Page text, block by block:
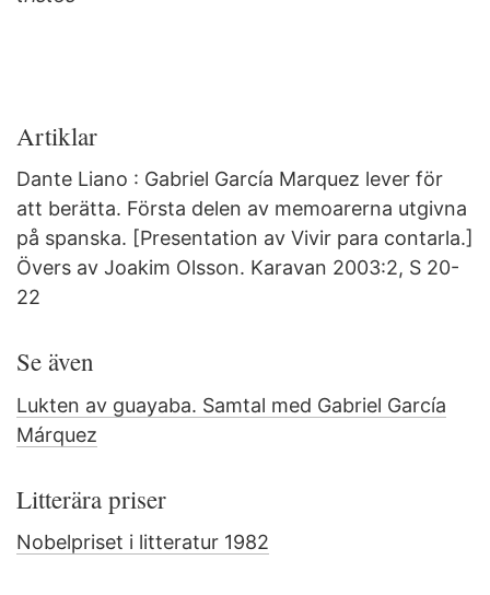
Artiklar
Dante Liano : Gabriel García Marquez lever för
att berätta. Första delen av memoarerna utgivna
på spanska. [Presentation av Vivir para contarla.]
Övers av Joakim Olsson. Karavan 2003:2, S 20-
22
Se även
Lukten av guayaba. Samtal med Gabriel García
Márquez
Litterära priser
Nobelpriset i litteratur 1982